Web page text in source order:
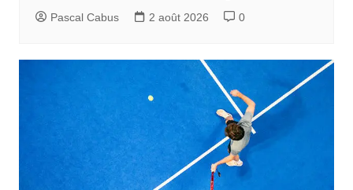
Pascal Cabus 2 août 2026 0